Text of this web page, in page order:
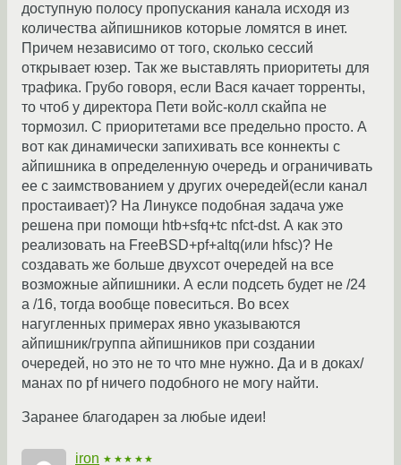
доступную полосу пропускания канала исходя из
количества айпишников которые ломятся в инет.
Причем независимо от того, сколько сессий
открывает юзер. Так же выставлять приоритеты для
трафика. Грубо говоря, если Вася качает торренты,
то чтоб у директора Пети войс-колл скайпа не
тормозил. С приоритетами все предельно просто. А
вот как динамически запихивать все коннекты с
айпишника в определенную очередь и ограничивать
ее с заимствованием у других очередей(если канал
простаивает)? На Линуксе подобная задача уже
решена при помощи htb+sfq+tc nfct-dst. А как это
реализовать на FreeBSD+pf+altq(или hfsc)? Не
создавать же больше двухсот очередей на все
возможные айпишники. А если подсеть будет не /24
а /16, тогда вообще повеситься. Во всех
нагугленных примерах явно указываются
айпишник/группа айпишников при создании
очередей, но это не то что мне нужно. Да и в доках/
манах по pf ничего подобного не могу найти.
Заранее благодарен за любые идеи!
iron ★★★★★